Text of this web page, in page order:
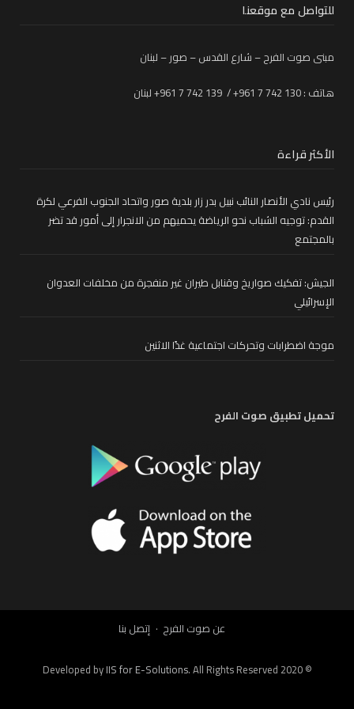
للتواصل مع موقعنا
مبنى صوت الفرح – شارع القدس – صور – لبنان
هاتف : 130 742 7 961+ / 139 742 7 961+ لبنان
الأكثر قراءة
رئيس نادي الأنصار النائب نبيل بدر زار بلدية صور واتحاد الجنوب الفرعي لكرة
القدم: توجيه الشباب نحو الرياضة يحميهم من الانجرار إلى أمور قد تضر
بالمجتمع
الجيش: تفكيك صواريخ وقنابل طيران غير منفجرة من مخلفات العدوان
الإسرائيلي
موجة اضطرابات وتحركات اجتماعية غدًا الاثنين
تحميل تطبيق صوت الفرح
عن صوت الفرح إتصل بنا
© Developed by
IIS for E-Solutions. All Rights Reserved 2020